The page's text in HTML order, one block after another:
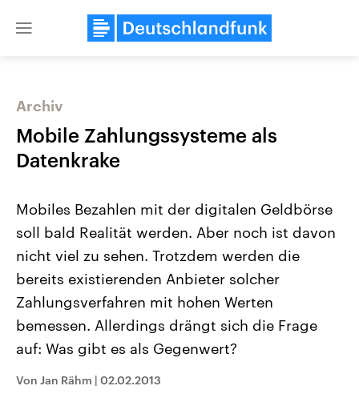
Close
Landtagswahl Sachsen-Anhalt
Alle Informationen
Sachsen-Anhalt wählt am 6.
September 2026 einen neuen
Landtag. Seit 2021 wird das
Bundesland von einer Koalition aus
Umfragen, Prognosen,
USA
Hintergründe
Wirtschaftlich und
gehören die Vereinigten
den mächtigsten Ländern
mit großem Einfluss auf
Archiv
Mobile Zahlungssysteme als
Datenkrake
Mobiles Bezahlen mit der digitalen Geldbörse
soll bald Realität werden. Aber noch ist davon
nicht viel zu sehen. Trotzdem werden die
bereits existierenden Anbieter solcher
Zahlungsverfahren mit hohen Werten
bemessen. Allerdings drängt sich die Frage
auf: Was gibt es als Gegenwert?
Von Jan Rähm | 02.02.2013